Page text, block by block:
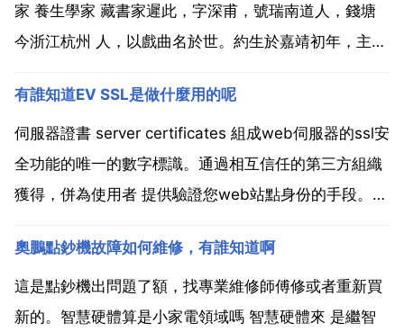
家 養生學家 藏書家遲此，字深甫，號瑞南道人，錢塘
今浙江杭州 人，以戲曲名於世。約生於嘉靖初年，主要
能詩文，兼通醫理，更擅養生。所作傳奇劇本有 玉簪記
節孝記 詩文集 雅尚齋詩草二集 芳芷棲詞 其養...
有誰知道EV SSL是做什麼用的呢
伺服器證書 server certificates 組成web伺服器的ssl安
全功能的唯一的數字標識。通過相互信任的第三方組織
獲得，併為使用者 提供驗證您web站點身份的手段。伺
的組織 頒發證書的組織以及稱為公開金鑰的唯一的身份
驗證檔案。這意味著伺服器...
奧鵬點鈔機故障如何維修，有誰知道啊
這是點鈔機出問題了額，找專業維修師傅修或者重新買
新的。智慧硬體算是小家電領域嗎 智慧硬體來 是繼智